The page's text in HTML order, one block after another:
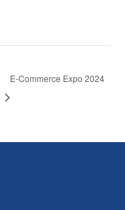
E-Commerce Expo 2024